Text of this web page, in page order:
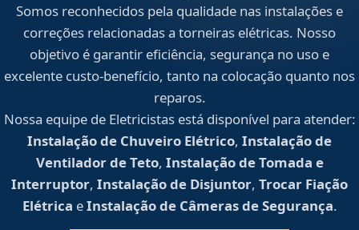
Somos reconhecidos pela qualidade nas instalações e
correções relacionadas a torneiras elétricas. Nosso
objetivo é garantir eficiência, segurança no uso e
excelente custo-benefício, tanto na colocação quanto nos
reparos.
Nossa equipe de Eletricistas está disponível para atender:
Instalação de Chuveiro Elétrico, Instalação de
Ventilador de Teto, Instalação de Tomada e
Interruptor, Instalação de Disjuntor, Trocar Fiação
Elétrica eInstalação de Câmeras de Segurança.